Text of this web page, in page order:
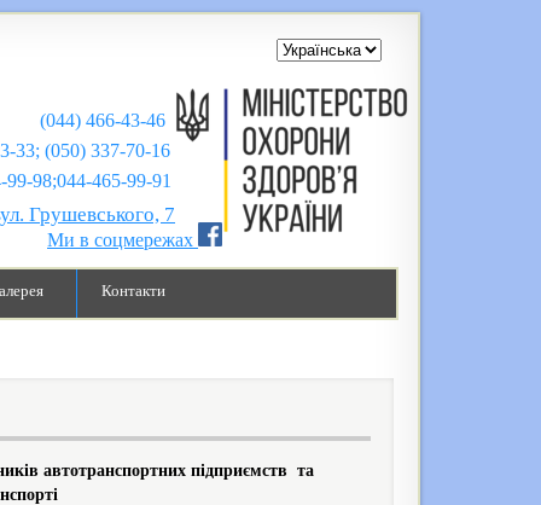
(044) 466-43-46
33; (050) 337-70-16
465-99-91
Грушевського, 7
Ми в соцмережах
Контакти
автотранспортних підприємств та